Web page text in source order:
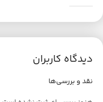
دیدگاه کاربران
نقد و بررسی‌ها